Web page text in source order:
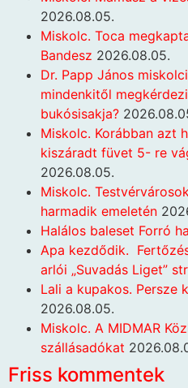
2026.08.05.
Miskolc. Toca
Bandesz 2026.08.05.
Dr. Papp János
mindenkitől
bukósisakja?
Miskolc. Korábban azt
kiszáradt füvet 5- re
2026.08.05.
Miskolc.
harmadik emeletén
Halálos baleset Forró
Apa kezdődik.
arlói „Suvadás Liget”
Lali a kupakos. Persze
2026.08.05.
Miskolc. A MIDMAR
szállásadókat
Friss kommentek